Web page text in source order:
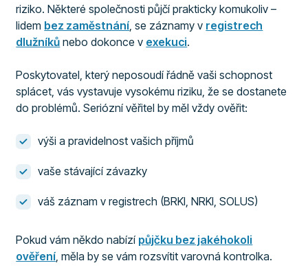
riziko. Některé společnosti půjčí prakticky komukoliv –
lidem bez zaměstnání , se záznamy v registrech
dlužníků nebo dokonce v exekuci.
Poskytovatel, který neposoudí řádně vaši schopnost
splácet, vás vystavuje vysokému riziku, že se dostanete
do problémů. Seriózní věřitel by měl vždy ověřit:
výši a pravidelnost vašich příjmů
vaše stávající závazky
váš záznam v registrech (BRKI, NRKI, SOLUS)
Pokud vám někdo nabízí půjčku bez jakéhokoli
ověření , měla by se vám rozsvítit varovná kontrolka.